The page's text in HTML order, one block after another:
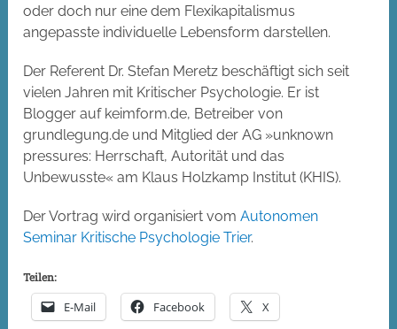
oder doch nur eine dem Flexikapitalismus
angepasste individuelle Lebensform darstellen.
Der Referent Dr. Stefan Meretz beschäftigt sich seit
vielen Jahren mit Kritischer Psychologie. Er ist
Blogger auf keimform.de, Betreiber von
grundlegung.de und Mitglied der AG »unknown
pressures: Herrschaft, Autorität und das
Unbewusste« am Klaus Holzkamp Institut (KHIS).
Der Vortrag wird organisiert vomAutonomen
Seminar Kritische Psychologie Trier.
Teilen:
E-Mail Facebook X